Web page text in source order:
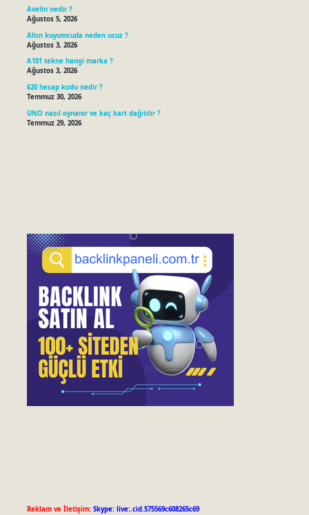
Avelin nedir ?
Ağustos 5, 2026
Altın kuyumcuda neden ucuz ?
Ağustos 3, 2026
A101 tekne hangi marka ?
Ağustos 3, 2026
620 hesap kodu nedir ?
Temmuz 30, 2026
UNO nasıl oynanır ve kaç kart dağıtılır ?
Temmuz 29, 2026
Reklam ve İletişim: Skype: live:.cid.575569c608265c69